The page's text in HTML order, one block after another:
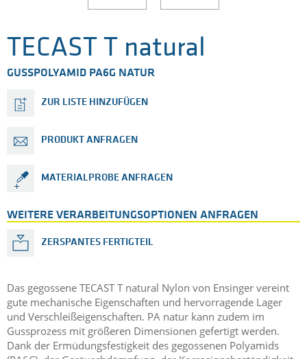
TECAST T natural
GUSSPOLYAMID PA6G NATUR
ZUR LISTE HINZUFÜGEN
PRODUKT ANFRAGEN
MATERIALPROBE ANFRAGEN
WEITERE VERARBEITUNGSOPTIONEN ANFRAGEN
ZERSPANTES FERTIGTEIL
Das gegossene TECAST T natural Nylon von Ensinger vereint
gute mechanische Eigenschaften und hervorragende Lager
und Verschleißeigenschaften. PA natur kann zudem im
Gussprozess mit größeren Dimensionen gefertigt werden.
Dank der Ermüdungsfestigkeit des gegossenen Polyamids